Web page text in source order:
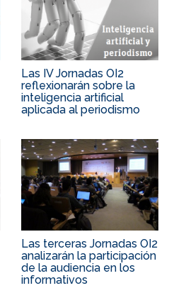
Las IV Jornadas OI2
reflexionarán sobre la
inteligencia artificial
aplicada al periodismo
Las terceras Jornadas OI2
analizarán la participación
de la audiencia en los
informativos